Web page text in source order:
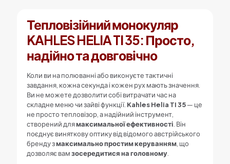
Тепловізійний монокуляр
KAHLES HELIA TI 35: Просто,
надійно та довговічно
Коли ви на полюванні або виконуєте тактичні
завдання, кожна секунда і кожен рух мають значення.
Ви не можете дозволити собі витрачати час на
складне меню чи зайві функції. Kahles Helia TI 35— це
не просто тепловізор, а надійний інструмент,
створений длямаксимальної ефективності . Він
поєднує виняткову оптику від відомого австрійського
бренду змаксимально простим керуванням, що
дозволяє вамзосередитися на головному.